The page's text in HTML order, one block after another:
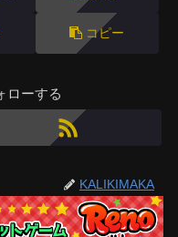
コピー
ローする
KALIKIMAKA